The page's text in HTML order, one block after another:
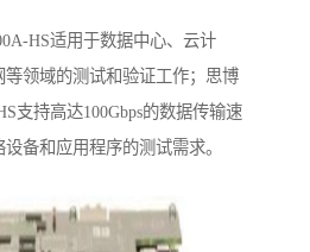
HS适用于数据中心、云计
领域的测试和验证工作；思博
支持高达100Gbps的数据传输速
备和应用程序的测试需求。